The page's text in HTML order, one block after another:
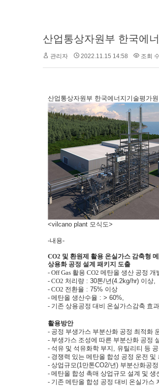
관리자 2022.11.15 14:58 조회
산업통상자원부 한국에너지기술평가
<vilcano plant 모식도>
-내용-
CO2 및 환원제 활용 온실가스 감축형
상용화 공정 설계 패키지 도출
- Off Gas 활용 CO2 메탄올 생산 공정 개
- CO2 처리량 : 30톤/년(4.2kg/hr) 이상,
- CO2 전환율 : 75% 이상
- 메탄올 생산수율 : > 60%,
- 기존 상용공정 대비 온실가스감축 효과
활용방안
- 공정 부생가스 부분산화 공정 최적화
- 부생가스 조성에 따른 부분산화 공정
- 석유 및 석유화학 부지 , 유틸리티 등
- 경쟁력 있는 메탄올 합성 공정 운전 및
- 상업규모(1만톤CO2/년) 부분산화공
- 메탄올 합성 촉매 상업규모 설계 및 생
- 기존 메탄올 합성 공정 대비 온실가스